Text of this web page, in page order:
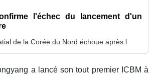
l'échec du lancement d'un
de la Corée du Nord échoue après l
a lancé son tout premier ICBM à